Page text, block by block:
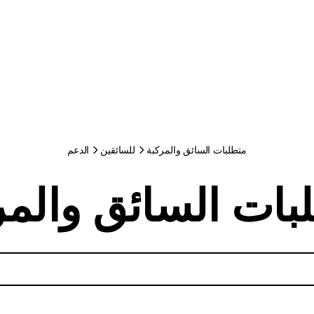
الدعم للسائقين متطلبات السائق والمركبة
السائق